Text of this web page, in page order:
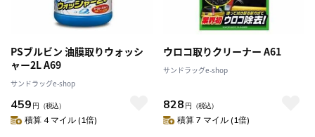
PSブルビン 油膜取りウォッシ
ャー2L A69
サンドラッグe-shop
459 円 （税込）
積算 4 マイル (1倍)
ウロコ取りクリーナー A61
サンドラッグe-shop
828 円 （税込）
積算 7 マイル (1倍)